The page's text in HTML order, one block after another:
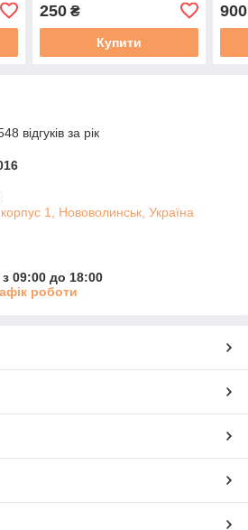
250₴
Купити
900
відгуків за рік
1, Нововолинськ, Україна
09:00 до 18:00
роботи